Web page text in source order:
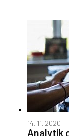
14. 11. 2020
Analytik